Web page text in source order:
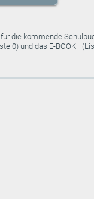
die kommende
0) und das E-BOOK+